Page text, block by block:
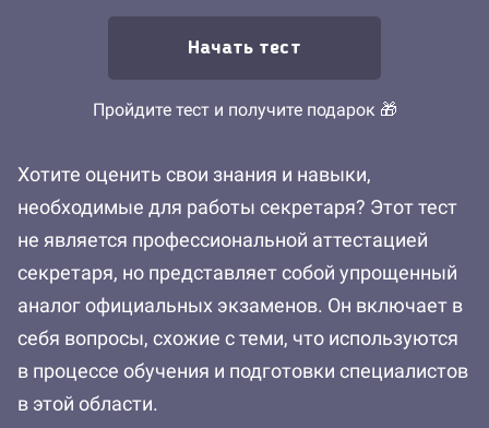
Начать тест
Пройдите тест и получите подарок 🎁
Хотите оценить свои знания и навыки,
необходимые для работы секретаря? Этот тест
не является профессиональной аттестацией
секретаря, но представляет собой упрощенный
аналог официальных экзаменов. Он включает в
себя вопросы, схожие с теми, что используются
в процессе обучения и подготовки специалистов
в этой области.